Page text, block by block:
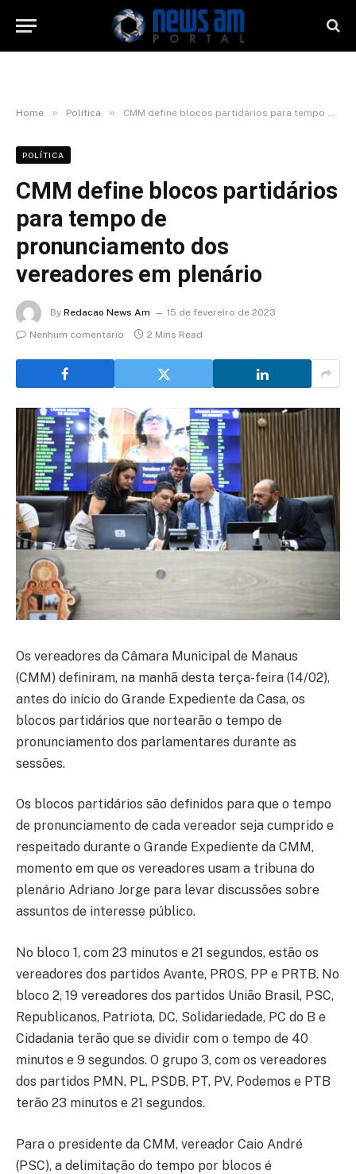
Home » Política » CMM define blocos partidários para tempo de pronunciamento dos vereadores em plenário
POLÍTICA
CMM define blocos partidários
para tempo de
pronunciamento dos
vereadores em plenário
By Redacao News Am
15 de fevereiro de 2023
Nenhum comentário
2 Mins Read
Os vereadores da Câmara Municipal de Manaus
(CMM) definiram, na manhã desta terça-feira (14/02),
antes do início do Grande Expediente da Casa, os
blocos partidários que nortearão o tempo de
pronunciamento dos parlamentares durante as
sessões.
Os blocos partidários são definidos para que o tempo
de pronunciamento de cada vereador seja cumprido e
respeitado durante o Grande Expediente da CMM,
momento em que os vereadores usam a tribuna do
plenário Adriano Jorge para levar discussões sobre
assuntos de interesse público.
No bloco 1, com 23 minutos e 21 segundos, estão os
vereadores dos partidos Avante, PROS, PP e PRTB. No
bloco 2, 19 vereadores dos partidos União Brasil, PSC,
Republicanos, Patriota, DC, Solidariedade, PC do B e
Cidadania terão que se dividir com o tempo de 40
minutos e 9 segundos. O grupo 3, com os vereadores
dos partidos PMN, PL, PSDB, PT, PV, Podemos e PTB
terão 23 minutos e 21 segundos.
Para o presidente da CMM, vereador Caio André
(PSC), a delimitação do tempo por blocos é